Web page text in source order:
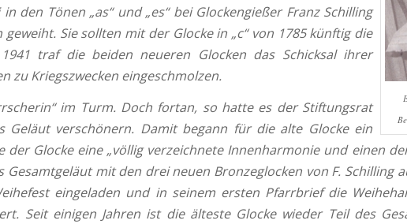
den Tönen „as“ und „es“ bei Glockengießer Franz Schilling
Sie sollten mit der Glocke in „c“ von 1785 künftig die
traf die beiden neueren Glocken das Schicksal ihrer
zu Kriegszwecken eingeschmolzen.
im Turm. Doch fortan, so hatte es der Stiftungsrat
verschönern. Damit begann für die alte Glocke ein
Glocke eine „völlig verzeichnete Innenharmonie und einen
mit den drei neuen Bronzeglocken von F. Schilling
eingeladen und in seinem ersten Pfarrbrief die
Seit einigen Jahren ist die älteste Glocke wieder Teil des